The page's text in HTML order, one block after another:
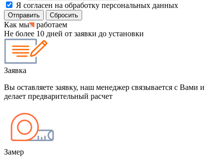
Я согласен на обработку персональных данных
Сбросить
Как мы
работаем
Не более 10 дней от заявки до установки
Заявка
Вы оставляете заявку, наш менеджер связывается с Вами и
делает предварительный расчет
Замер